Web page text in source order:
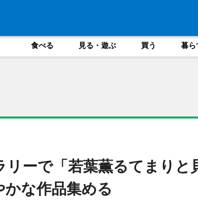
食べる 見る・遊ぶ 買う 暮ら
リーで「若葉薫るてまりと
な作品集める